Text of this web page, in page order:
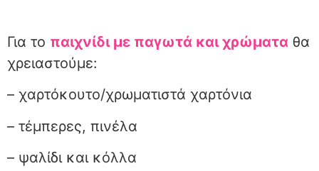
Για το παιχνίδι με παγωτά και χρώματα θα
χρειαστούμε:
– χαρτόκουτο/χρωματιστά χαρτόνια
– τέμπερες, πινέλα
– ψαλίδι και κόλλα